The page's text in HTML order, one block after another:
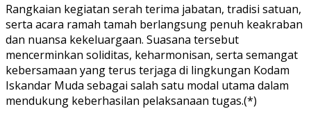
Rangkaian kegiatan serah terima jabatan, tradisi satuan,
serta acara ramah tamah berlangsung penuh keakraban
dan nuansa kekeluargaan. Suasana tersebut
mencerminkan soliditas, keharmonisan, serta semangat
kebersamaan yang terus terjaga di lingkungan Kodam
Iskandar Muda sebagai salah satu modal utama dalam
mendukung keberhasilan pelaksanaan tugas.(*)